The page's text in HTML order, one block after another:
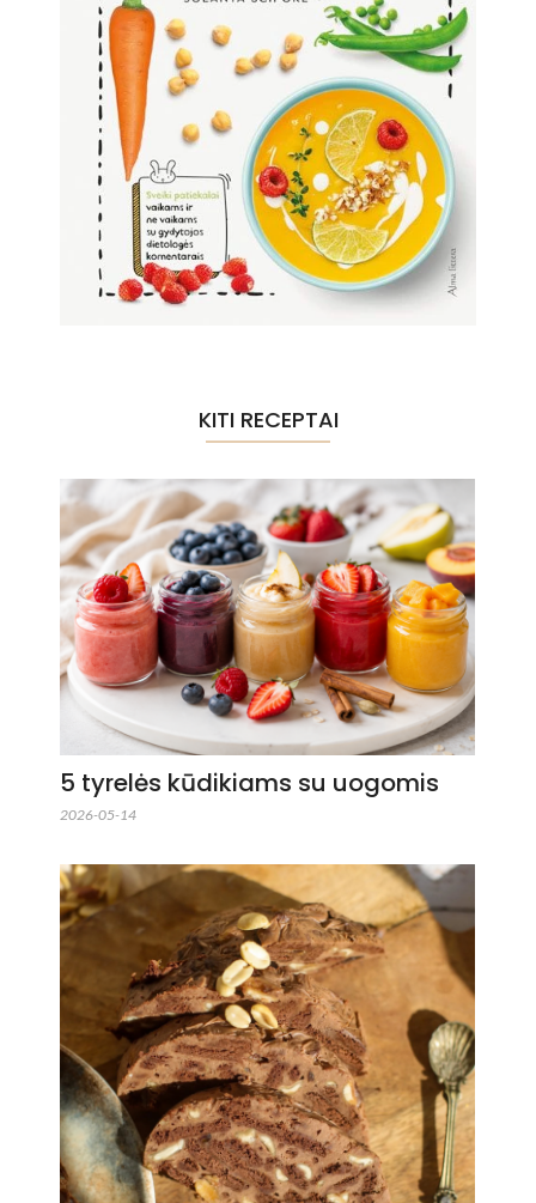
KITI RECEPTAI
5 tyrelės kūdikiams su uogomis
2026-05-14